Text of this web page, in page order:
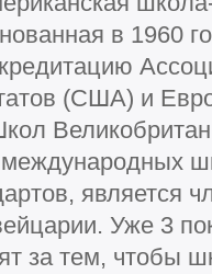
в 1960
(США) и
является
Уже 3
за тем, чтобы